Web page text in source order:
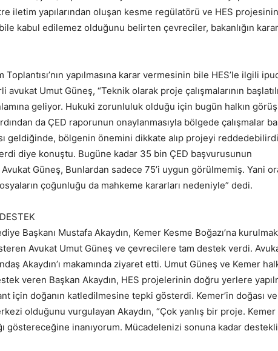
iletim yapılarından oluşan kesme regülatörü ve HES projesinin
kabul edilemez olduğunu belirten çevreciler, bakanlığın
Toplantısı’nın yapılmasına karar vermesinin bile HES’le ilgili
Umut Güneş, “Teknik olarak proje çalışmalarının
geliyor. Hukuki zorunluluk olduğu için bugün halkın
da ÇED raporunun onaylanmasıyla bölgede çalışmalar
geldiğinde, bölgenin önemini dikkate alıp projeyi
diye konuştu. Bugüne kadar 35 bin ÇED başvurusunun
Güneş, Bunlardan sadece 75’i uygun görülmemiş. Yani
çoğunluğu da mahkeme kararları nedeniyle” dedi.
Başkanı Mustafa Akaydın, Kemer Kesme Boğazı’na
Avukat Umut Güneş ve çevrecilere tam destek verdi.
Akaydın’ı makamında ziyaret etti. Umut Güneş ve Kemer
veren Başkan Akaydın, HES projelerinin doğru yerlere
için doğanın katledilmesine tepki gösterdi. Kemer’in doğası ve
olduğunu vurgulayan Akaydın, “Çok yanlış bir proje. Kemer
göstereceğine inanıyorum. Mücadelenizi sonuna kadar